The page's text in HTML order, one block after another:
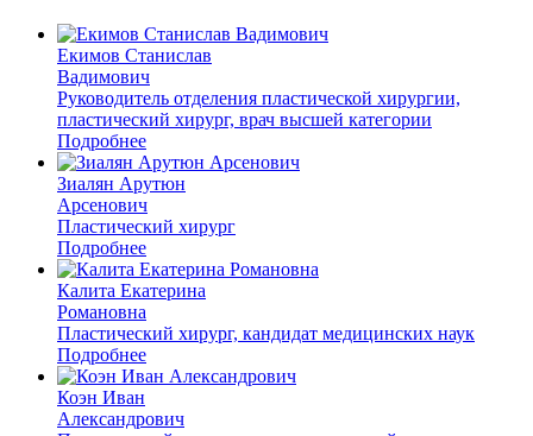
Екимов Станислав
Вадимович
Руководитель отделения пластической хирургии,
пластический хирург, врач высшей категории
Подробнее
Зиалян Арутюн
Арсенович
Пластический хирург
Подробнее
Калита Екатерина
Романовна
Пластический хирург, кандидат медицинских наук
Подробнее
Коэн Иван
Александрович